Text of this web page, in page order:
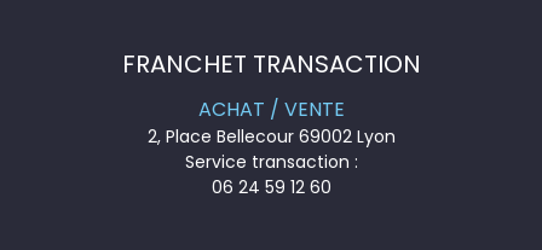
FRANCHET TRANSACTION
ACHAT / VENTE
2, Place Bellecour 69002 Lyon
Service transaction :
06 24 59 12 60